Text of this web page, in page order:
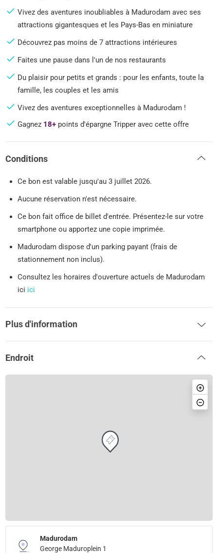
Vivez des aventures inoubliables à Madurodam avec ses
attractions gigantesques et les Pays-Bas en miniature
Découvrez pas moins de 7 attractions intérieures
Faites une pause dans l'un de nos restaurants
Du plaisir pour petits et grands : pour les enfants, toute la
famille, les couples et les amis
Vivez des aventures exceptionnelles à Madurodam !
Gagnez 18+ points d'épargne Tripper avec cette offre
Conditions
Ce bon est valable jusqu'au 3 juillet 2026.
Aucune réservation n'est nécessaire.
Ce bon fait office de billet d'entrée. Présentez-le sur votre
smartphone ou apportez une copie imprimée.
Madurodam dispose d'un parking payant (frais de
stationnement non inclus).
Consultez les horaires d'ouverture actuels de Madurodam
ici ici
Plus d'information
Endroit
Madurodam
George Maduroplein 1